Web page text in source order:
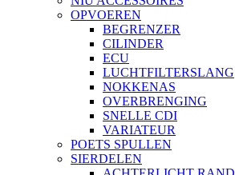
OPVOEREN
BEGRENZER
CILINDER
ECU
LUCHTFILTERSLANG
NOKKENAS
OVERBRENGING
SNELLE CDI
VARIATEUR
POETS SPULLEN
SIERDELEN